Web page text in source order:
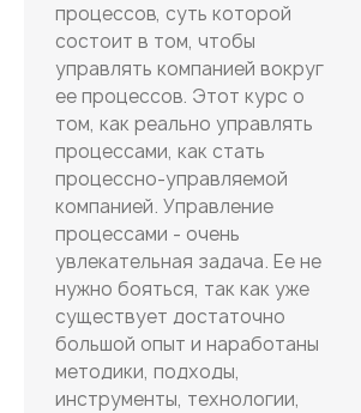
процессов, суть которой
состоит в том, чтобы
управлять компанией вокруг
ее процессов. Этот курс о
том, как реально управлять
процессами, как стать
процессно-управляемой
компанией. Управление
процессами - очень
увлекательная задача. Ее не
нужно бояться, так как уже
существует достаточно
большой опыт и наработаны
методики, подходы,
инструменты, технологии,